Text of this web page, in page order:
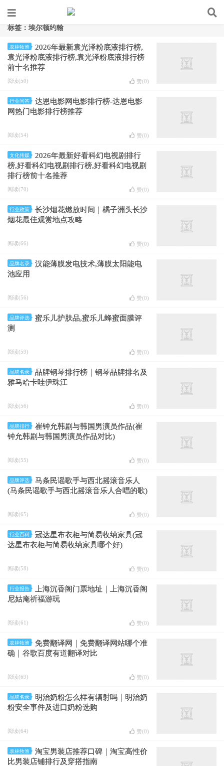
标签：埃尔顿约翰
农林牧渔
2026年最新袁光泽粉底液排行榜,
袁光泽粉底液排行榜,袁光泽粉底液排行榜
前十名推荐
阅读(50) 赞(0)
行业问答
达恩电影网电影排行榜-达恩电影
网热门电影排行榜推荐
阅读(54) 赞(0)
文化传媒
2026年最新好看科幻电视剧排行
榜,好看科幻电视剧排行榜,好看科幻电视剧
排行榜前十名推荐
阅读(70) 赞(0)
行业政策
长沙烟花燃放时间｜橘子洲头长沙
烟花最佳观赏地点攻略
阅读(66) 赞(0)
品牌名录
汉能薄膜发电技术,薄膜太阳能电
池应用
阅读(56) 赞(0)
品牌评选
蜜乐儿护肤品,蜜乐儿蜂蜜面膜评
测
阅读(59) 赞(0)
品牌名录
品牌钢琴排行榜｜钢琴品牌排名及
雅马哈卡哇伊珠江
阅读(56) 赞(0)
品牌排行
崔钟允韩剧与韩国男演员作品(崔
钟允韩剧与韩国男演员作品对比)
阅读(55) 赞(0)
品牌评选
马条民谣歌手与西北摇滚音乐人
(马条民谣歌手与西北摇滚音乐人合唱的歌)
阅读(65) 赞(0)
行业百科
冠达星布衣柜与简易收纳家具(冠
达星布衣柜与简易收纳家具哪个好)
阅读(58) 赞(0)
行业报告
上海沉香阁门票地址｜上海沉香阁
尼姑庵祈福游玩
阅读(61) 赞(0)
农林牧渔
免费翻译网｜免费翻译网站哪个准
确｜谷歌百度有道翻译对比
阅读(69) 赞(0)
品牌名录
明治奶粉怎么样有辐射吗｜明治奶
粉安全事件及进口奶粉选购
阅读(64) 赞(0)
农林牧渔
淘宝男装店推荐口碑｜淘宝高性价
比男装店铺排行及穿搭指南